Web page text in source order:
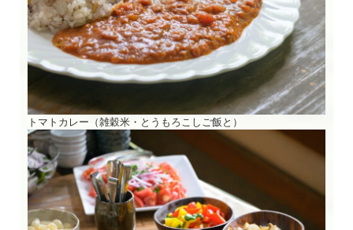
トマトカレー（雑穀米・とうもろこしご飯と）